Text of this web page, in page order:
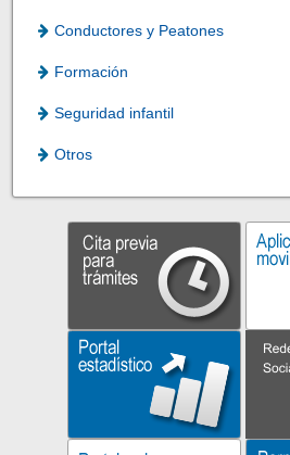
Conductores y Peatones
Formación
Seguridad infantil
Otros